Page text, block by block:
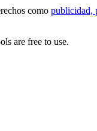
como publicidad,
are free to use.